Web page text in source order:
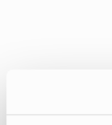
Un
e strategia